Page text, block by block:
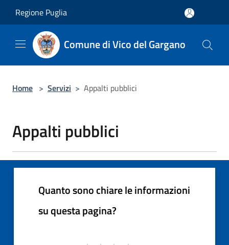
Regione Puglia
Comune di Vico del Gargano
Home > Servizi > Appalti pubblici
Appalti pubblici
Quanto sono chiare le informazioni
su questa pagina?